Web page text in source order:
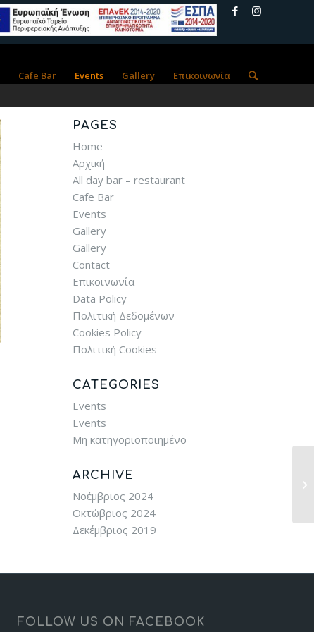
Cafe Bar Events Gallery Επικοινωνία
PAGES
Home
Αρχική
All day bar – restaurant
Cafe Bar
Events
Gallery
Gallery
Contact
Επικοινωνία
Data Policy
Πολιτική Δεδομένων
Cookies Policy
Πολιτική Cookies
CATEGORIES
Events
Events
Μη κατηγοριοποιημένο
ARCHIVE
Νοέμβριος 2024
Οκτώβριος 2024
Δεκέμβριος 2019
FOLLOW US ON FACEBOOK